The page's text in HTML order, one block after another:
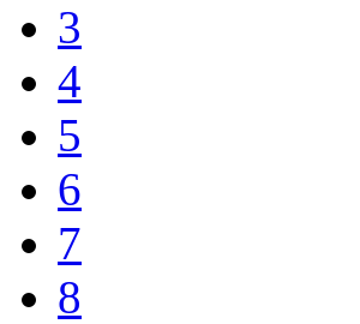
3
4
5
6
7
8